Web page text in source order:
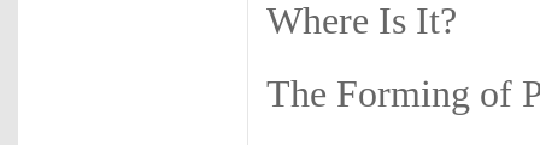
Where Is It?
The Forming of